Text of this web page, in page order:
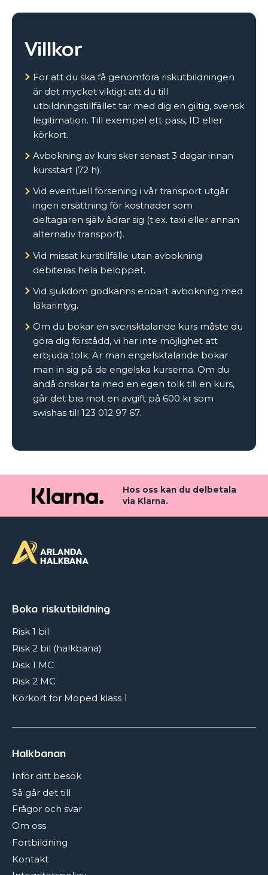
Villkor
För att du ska få genomföra riskutbildningen
är det mycket viktigt att du till
utbildningstillfället tar med dig en giltig, svensk
legitimation. Till exempel ett pass, ID eller
körkort.
Avbokning av kurs sker senast 3 dagar innan
kursstart (72 h).
Vid eventuell försening i vår transport utgår
ingen ersättning för kostnader som
deltagaren själv ådrar sig (t.ex. taxi eller annan
alternativ transport).
Vid missat kurstillfälle utan avbokning
debiteras hela beloppet.
Vid sjukdom godkänns enbart avbokning med
läkarintyg.
Om du bokar en svensktalande kurs måste du
göra dig förstådd, vi har inte möjlighet att
erbjuda tolk. Är man engelsktalande bokar
man in sig på de engelska kurserna. Om du
ändå önskar ta med en egen tolk till en kurs,
går det bra mot en avgift på 600 kr som
swishas till 123 012 97 67.
Hos oss kan du delbetala
via Klarna.
Boka riskutbildning
Risk 1 bil
Risk 2 bil (halkbana)
Risk 1 MC
Risk 2 MC
Körkort för Moped klass 1
Halkbanan
Inför ditt besök
Så går det till
Frågor och svar
Om oss
Fortbildning
Kontakt
1899kr